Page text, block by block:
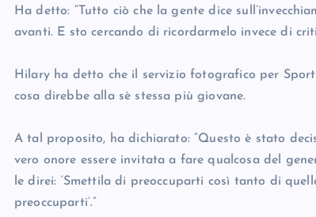
Ha detto: “Tutto ciò che la gente dice
avanti. E sto cercando di ricordarmelo invece di
Hilary ha detto che il servizio fotografico per
cosa direbbe alla sè stessa più giovane.
A tal proposito, ha dichiarato: “Questo è stato
vero onore essere invitata a fare qualcosa del
le direi: ‘Smettila di preoccuparti così tanto di
preoccuparti’.”